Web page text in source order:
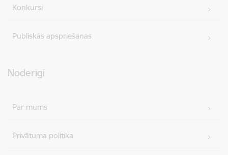
Konkursi
Publiskās apspriešanas
Noderīgi
Par mums
Privātuma politika